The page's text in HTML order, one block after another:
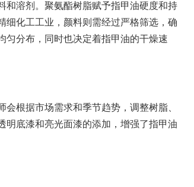
和溶剂。聚氨酯树脂赋予指甲油硬度和持
细化工工业，颜料则需经过严格筛选，确
匀分布，同时也决定着指甲油的干燥速
根据市场需求和季节趋势，调整树脂、
明底漆和亮光面漆的添加，增强了指甲油